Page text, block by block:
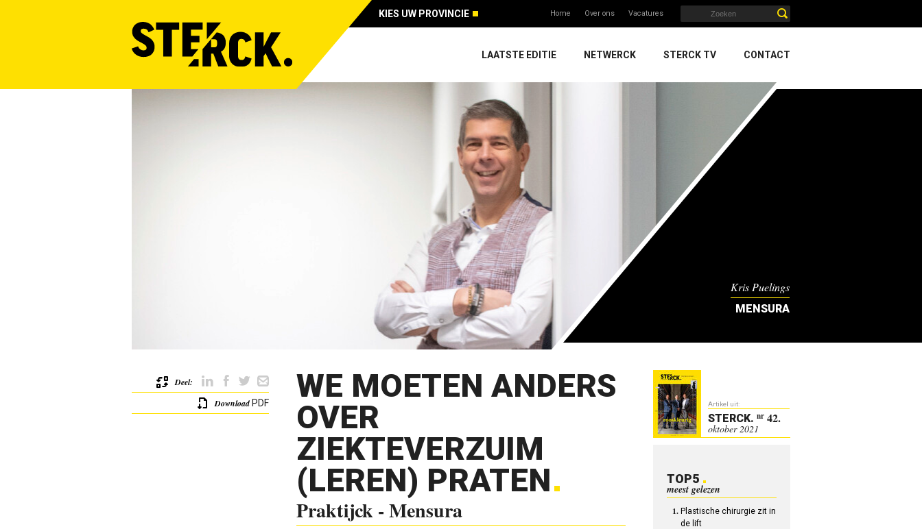
KIES UW PROVINCIE Home Over ons Vacatures
LAATSTE EDITIE NETWERCK STERCK TV CONTACT
Kris Puelings
MENSURA
WE MOETEN ANDERS
OVER
ZIEKTEVERZUIM
(LEREN) PRATEN
Praktijck - Mensura
Deel:
DownloadPDF Artikel uit:
STERCK. nr 42.
oktober 2021
TOP5
meest gelezen
Plastische chirurgie zit in
de lift